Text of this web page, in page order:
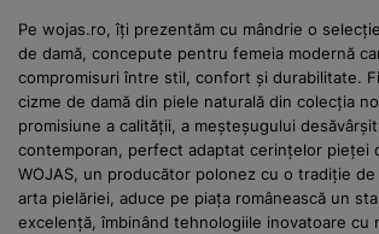
Pe wojas.ro, îți prezentăm cu mândrie o
de damă, concepute pentru femeia modernă
compromisuri între stil, confort și durabilitate.
cizme de damă din piele naturală din colecția
promisiune a calității, a meșteșugului
contemporan, perfect adaptat cerințelor pieței
WOJAS, un producător polonez cu o tradiție
arta pielăriei, aduce pe piața românească un
excelență, îmbinând tehnologiile inovatoare cu